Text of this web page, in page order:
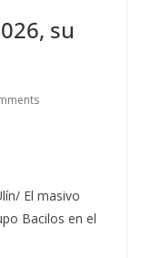
su
El masivo
Bacilos en el